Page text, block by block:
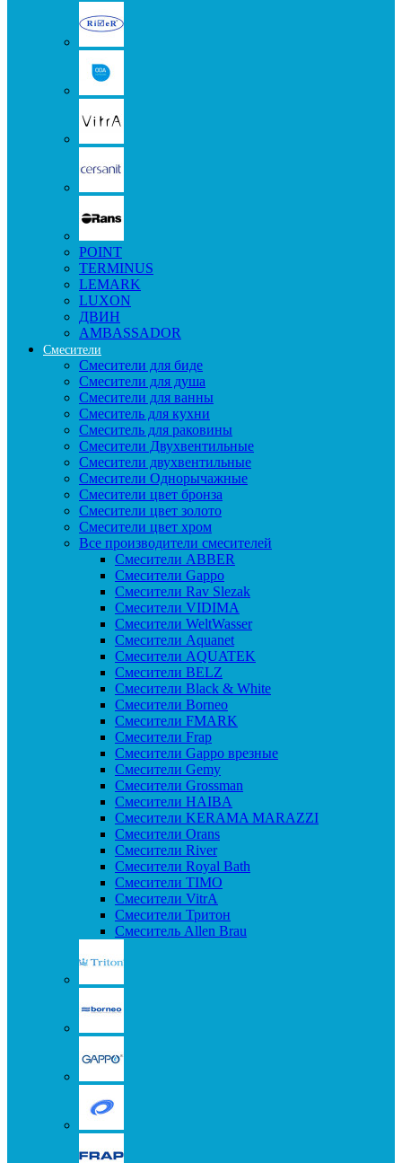
POINT
TERMINUS
LEMARK
LUXON
ДВИН
AMBASSADOR
Смесители
Смесители для биде
Смесители для душа
Смесители для ванны
Смеситель для кухни
Смеситель для раковины
Смесители Двухвентильные
Смесители двухвентильные
Смесители Однорычажные
Смесители цвет бронза
Смесители цвет золото
Смесители цвет хром
Все производители смесителей
Cмесители ABBER
Cмесители Gappo
Cмесители Rav Slezak
Cмесители VIDIMA
Cмесители WeltWasser
Смесители Aquanet
Смесители AQUATEK
Смесители BELZ
Смесители Black & White
Смесители Borneo
Смесители FMARK
Смесители Frap
Смесители Gappo врезные
Смесители Gemy
Смесители Grossman
Смесители HAIBA
Смесители KERAMA MARAZZI
Смесители Orans
Смесители River
Смесители Royal Bath
Смесители TIMO
Смесители VitrA
Смесители Тритон
Смеситель Allen Brau